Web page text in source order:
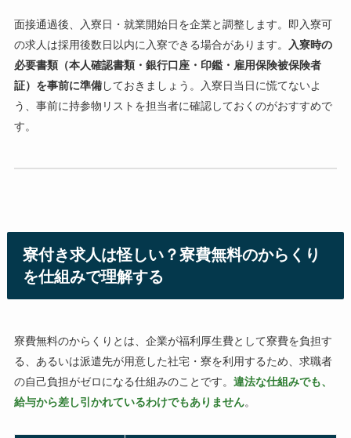
面接通過後、入寮日・就業開始日を企業と調整します。即入寮可
の求人は採用後数日以内に入寮できる場合があります。
入寮時の
必要書類（本人確認書類・銀行口座・印鑑・雇用保険被保険者
証）を事前に準備しておきましょう。入寮日当日に慌てないよ
う、事前に持参物リストを担当者に確認しておくのがおすすめで
す。
寮付き求人は怪しい？寮費無料のからくり
を仕組みで理解する
寮費無料のからくりとは、企業が福利厚生費として寮費を負担す
る、あるいは派遣先が用意した社宅・寮を利用するため、求職者
の自己負担がゼロになる仕組みのことです。 違法な仕組みでも、
給与から差し引かれているわけでもありません。